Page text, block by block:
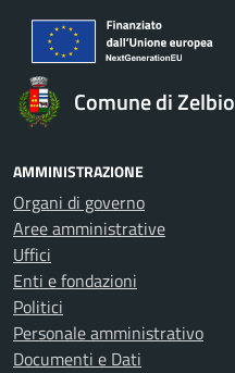
Comune di Zelbio
AMMINISTRAZIONE
Organi di governo
Aree amministrative
Uffici
Enti e fondazioni
Politici
Personale amministrativo
Documenti e Dati